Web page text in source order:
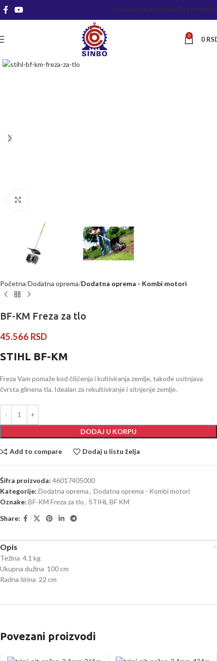
O NAMASERVISKORISNIČKA PODRŠKA
0 0
Početna Dodatna oprema Dodatna oprema - Kombi motori
BF-KM Freza za tlo
45.566 RSD
STIHL BF-KM
Freza Vam pomaže kod čišćenja i kultiviranja zemlje, takođe usitnjava
čvrsta glinena tla. Idealan za rekultiviranje i sitnjenje zemlje.
DODAJ U KORPU
Add to compare Dodaj u listu želja
Šifra proizvoda: 46017405000
Kategorije: Dodatna oprema, Dodatna oprema - Kombi motori
Oznake: BF-KM Freza za tlo, STIHL BF KM
Share:
Opis
Težina 4.1 kg
Ukupna dužina 100 cm
Radna širina 22 cm
Povezani proizvodi